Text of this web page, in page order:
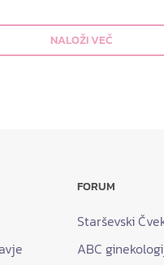
NALOŽI VEČ
FORUM
Starševski
ABC